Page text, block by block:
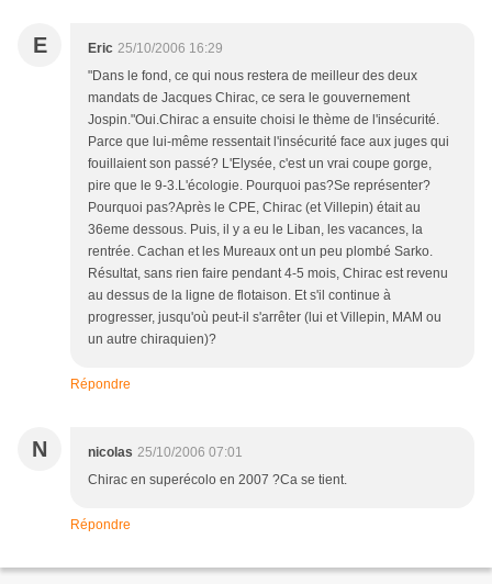
E Eric 25/10/2006 16:29
"Dans le fond, ce qui nous restera de meilleur des deux
mandats de Jacques Chirac, ce sera le gouvernement
Jospin."Oui.Chirac a ensuite choisi le thème de l'insécurité.
Parce que lui-même ressentait l'insécurité face aux juges qui
fouillaient son passé? L'Elysée, c'est un vrai coupe gorge,
pire que le 9-3.L'écologie. Pourquoi pas?Se représenter?
Pourquoi pas?Après le CPE, Chirac (et Villepin) était au
36eme dessous. Puis, il y a eu le Liban, les vacances, la
rentrée. Cachan et les Mureaux ont un peu plombé Sarko.
Résultat, sans rien faire pendant 4-5 mois, Chirac est revenu
au dessus de la ligne de flotaison. Et s'il continue à
progresser, jusqu'où peut-il s'arrêter (lui et Villepin, MAM ou
un autre chiraquien)?
Répondre
N nicolas 25/10/2006 07:01
Chirac en superécolo en 2007 ?Ca se tient.
Répondre